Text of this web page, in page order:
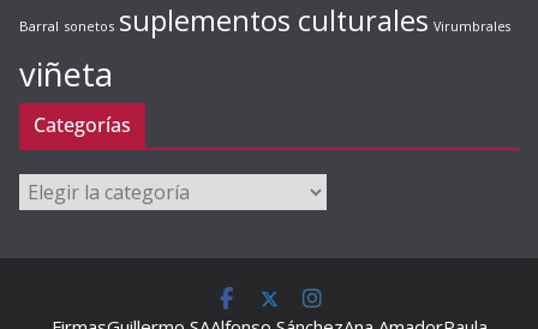
Barral sonetos suplementos culturales Virumbrales
viñeta
Categorías
Categorías